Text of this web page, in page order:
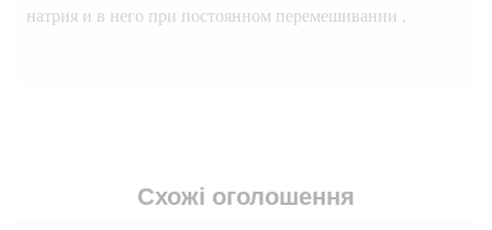
натрия и в него при постоянном перемешивании .
Схожі оголошення